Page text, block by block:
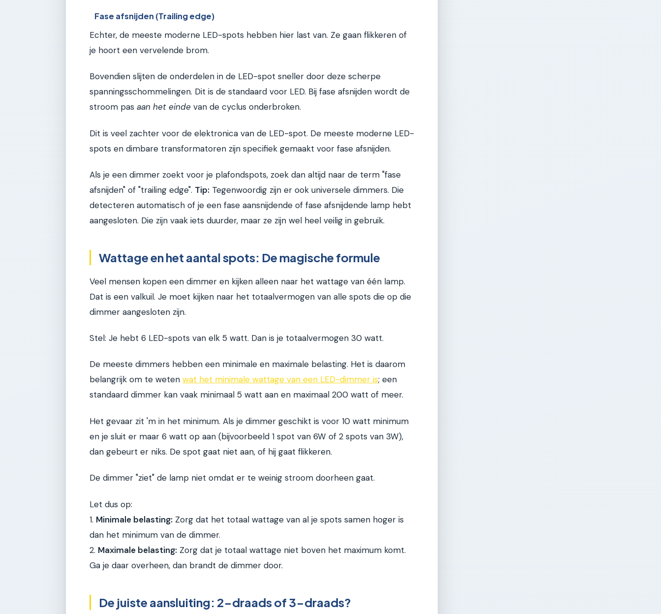
Fase afsnijden (Trailing edge)
Echter, de meeste moderne LED-spots hebben hier last van. Ze gaan flikkeren of
je hoort een vervelende brom.
Bovendien slijten de onderdelen in de LED-spot sneller door deze scherpe
spanningsschommelingen. Dit is de standaard voor LED. Bij fase afsnijden wordt de
stroom pas aan het einde van de cyclus onderbroken.
Dit is veel zachter voor de elektronica van de LED-spot. De meeste moderne LED-
spots en dimbare transformatoren zijn specifiek gemaakt voor fase afsnijden.
Als je een dimmer zoekt voor je plafondspots, zoek dan altijd naar de term "fase
afsnijden" of "trailing edge". Tip: Tegenwoordig zijn er ook universele dimmers. Die
detecteren automatisch of je een fase aansnijdende of fase afsnijdende lamp hebt
aangesloten. Die zijn vaak iets duurder, maar ze zijn wel heel veilig in gebruik.
Wattage en het aantal spots: De magische formule
Veel mensen kopen een dimmer en kijken alleen naar het wattage van één lamp.
Dat is een valkuil. Je moet kijken naar het totaalvermogen van alle spots die op die
dimmer aangesloten zijn.
Stel: Je hebt 6 LED-spots van elk 5 watt. Dan is je totaalvermogen 30 watt.
De meeste dimmers hebben een minimale en maximale belasting. Het is daarom
belangrijk om te weten wat het minimale wattage van een LED-dimmer is; een
standaard dimmer kan vaak minimaal 5 watt aan en maximaal 200 watt of meer.
Het gevaar zit 'm in het minimum. Als je dimmer geschikt is voor 10 watt minimum
en je sluit er maar 6 watt op aan (bijvoorbeeld 1 spot van 6W of 2 spots van 3W),
dan gebeurt er niks. De spot gaat niet aan, of hij gaat flikkeren.
De dimmer "ziet" de lamp niet omdat er te weinig stroom doorheen gaat.
Let dus op:
1. Minimale belasting: Zorg dat het totaal wattage van al je spots samen hoger is
dan het minimum van de dimmer.
2. Maximale belasting: Zorg dat je totaal wattage niet boven het maximum komt.
Ga je daar overheen, dan brandt de dimmer door.
De juiste aansluiting: 2-draads of 3-draads?